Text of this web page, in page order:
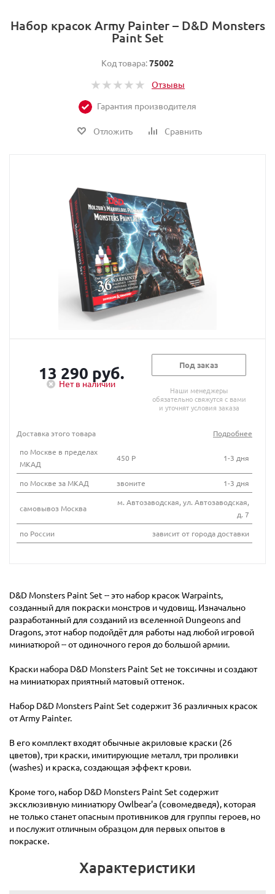
Набор красок Army Painter – D&D Monsters
Paint Set
Код товара:75002
Отзывы
Гарантия производителя
Отложить Сравнить
13 290 руб.
Нет в наличии
Под заказ
Наши менеджеры
обязательно свяжутся с вами
и уточнят условия заказа
Доставка этого товара
Подробнее
по Москве в пределах
МКАД
450 Р 1-3 дня
по Москве за МКАД звоните 1-3 дня
самовывоз Москва
м. Автозаводская, ул. Автозаводская,
д. 7
по России
зависит от города доставки
D&D Monsters Paint Set -- это набор красок Warpaints,
созданный для покраски монстров и чудовищ. Изначально
разработанный для созданий из вселенной Dungeons and
Dragons, этот набор подойдёт для работы над любой игровой
миниатюрой -- от одиночного героя до большой армии.
Краски набора D&D Monsters Paint Set не токсичны и создают
на миниатюрах приятный матовый оттенок.
Набор D&D Monsters Paint Set содержит 36 различных красок
от Army Painter.
В его комплект входят обычные акриловые краски (26
цветов), три краски, имитирующие металл, три проливки
(washes) и краска, создающая эффект крови.
Кроме того, набор D&D Monsters Paint Set содержит
эксклюзивную миниатюру Owlbear'a (совомедведя), которая
не только станет опасным противников для группы героев, но
и послужит отличным образцом для первых опытов в
покраске.
Характеристики